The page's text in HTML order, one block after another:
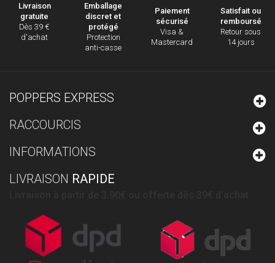
Livraison
gratuite
Dès 39 €
d'achat
Emballage
discret et
protégé
Protection
anti-casse
Paiement
sécurisé
Visa &
Mastercard
Satisfait ou
remboursé
Retour sous
14 jours
POPPERS EXPRESS
RACCOURCIS
INFORMATIONS
LIVRAISON RAPIDE